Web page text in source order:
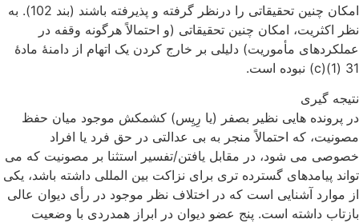
امکان چنین تحقیقاتی را درنظر گرفته و پذیرفته باشند (بند 102). به
نظر اکثریت، امکان چنین تحقیقاتی (و احتمالاً هرگونه وقفه در
عملکردهای مأموریت) دلیلی بر خارج کردن یک اتهام از دامنۀ مادۀ
31 (1)(c) نبوده است.
نتیجه گیری
در پرونده هایی نظیر بصفر (یا رِیِس) کشمکش موجود میان حفظ
مصونیت، که احتمالاً منجر به بی عدالتی در حق فرد یا افراد
خصوصی می شود، در مقابل یافتن/تفسیر استثنا بر مصونیت که می
تواند پیامدهای گسترده تری برای نزاکت بین المللی داشته باشد، یکی
از موارد آشنایی است که در اختلاف نظر موجود در رأی دیوان عالی
بازتاب داشته است. پنج عضو دیوان در ابراز همدردی با وضعیت